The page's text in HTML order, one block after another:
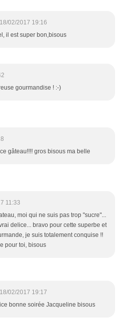
18/02/2017 19:16
il est super bon,bisous
gourmandise ! :-)
gâteau!!!! gros bisous ma belle
11:33
moi qui ne suis pas trop "sucre"...
delice... bravo pour cette superbe et
je suis totalement conquise !!
pour toi, bisous
18/02/2017 19:17
bonne soirée Jacqueline bisous